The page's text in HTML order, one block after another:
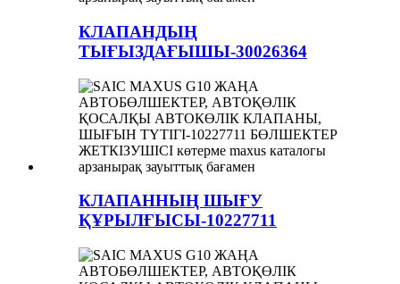
КЛАПАНДЫҢ
ТЫҒЫЗДАҒЫШЫ-30026364
КЛАПАННЫҢ ШЫҒУ
ҚҰРЫЛҒЫСЫ-10227711